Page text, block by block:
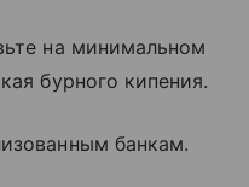
на минимальном
бурного кипения.
банкам.